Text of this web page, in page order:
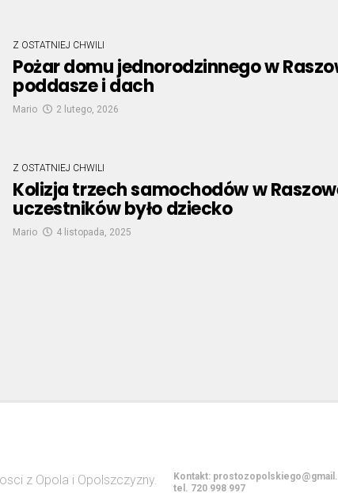
Z OSTATNIEJ CHWILI
Pożar domu jednorodzinnego w
poddasze i dach
Mario 2 lutego, 2026
Z OSTATNIEJ CHWILI
Kolizja trzech samochodów w
uczestników było dziecko
Mario 4 listopada, 2025
Kontakt:
tel. 720 998 997